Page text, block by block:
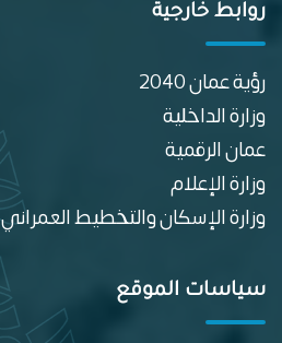
روابط خارجية
رؤية عمان 2040
وزارة الداخلية
عمان الرقمية
وزارة الإعلام
وزارة الإسكان والتخطيط العمراني
سياسات الموقع